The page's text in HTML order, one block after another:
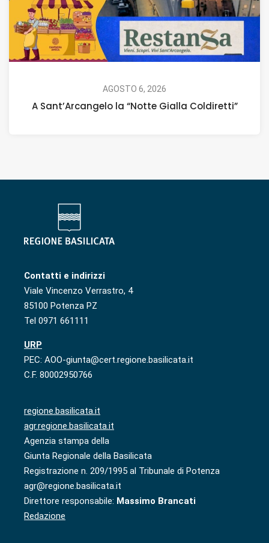
AGOSTO 6, 2026
A Sant’Arcangelo la “Notte Gialla Coldiretti”
Contatti e indirizzi
Viale Vincenzo Verrastro, 4
85100 Potenza PZ
Tel 0971 661111
URP
PEC: AOO-giunta@cert.regione.basilicata.it
C.F. 80002950766
regione.basilicata.it
agr.regione.basilicata.it
Agenzia stampa della
Giunta Regionale della Basilicata
Registrazione n. 209/1995 al Tribunale di Potenza
agr@regione.basilicata.it
Direttore responsabile: Massimo Brancati
Redazione